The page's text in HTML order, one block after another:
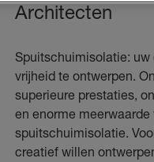
Architecten
Spuitschuimisolatie: uw
vrijheid te ontwerpen.
superieure prestaties,
en enorme meerwaarde
spuitschuimisolatie.
creatief willen